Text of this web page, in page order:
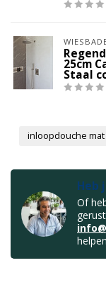
25cm
Staal
inloopdouche
Heb
Of